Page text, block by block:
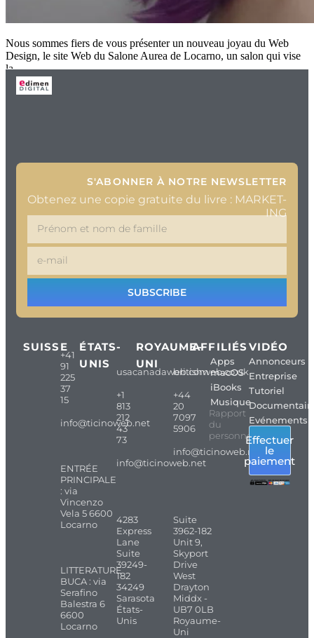
Nous sommes fiers de vous présenter un nouveau joyau du Web
Design, le site Web du Salone Aurea de Locarno, un salon qui vise
la
S'ABONNER À NOTRE NEWSLETTER
Obtenez une copie gratuite du livre : MARKET-
ING
SUBSCRIBE
SUISSE
+41
91
225
37
15
info@ticinoweb.net
ENTRÉE
PRINCIPALE
: via
Vincenzo
Vela 5 6600
Locarno
LITTERATURE
BUCA : via
Serafino
Balestra 6
6600
Locarno
ÉTATS-
UNIS
usacanadaweb.com
+1
813
212
43
73
info@ticinoweb.net
4283
Express
Lane
Suite
39249-
182
34249
Sarasota
États-
Unis
ROYAUME-
UNI
britishweb.co.uk
+44
20
7097
5906
info@ticinoweb.net
Suite
3962-182
Unit 9,
Skyport
Drive
West
Drayton
Middx -
UB7 0LB
Royaume-
Uni
AFFILIÉS
Apps
macOS
iBooks
Musique
Rapport
du
personnel
VIDÉO
Annonceurs
Entreprise
Tutoriel
Evénements
Effectuer
le
paiement